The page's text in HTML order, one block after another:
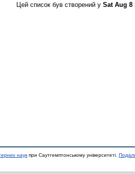
Цей список був створений у Sat Aug 8
наук при Саутгемптонському університеті.